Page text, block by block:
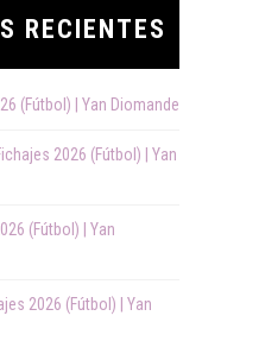
RECIENTES
(Fútbol) | Yan Diomande
2026 (Fútbol) | Yan
(Fútbol) | Yan
2026 (Fútbol) | Yan